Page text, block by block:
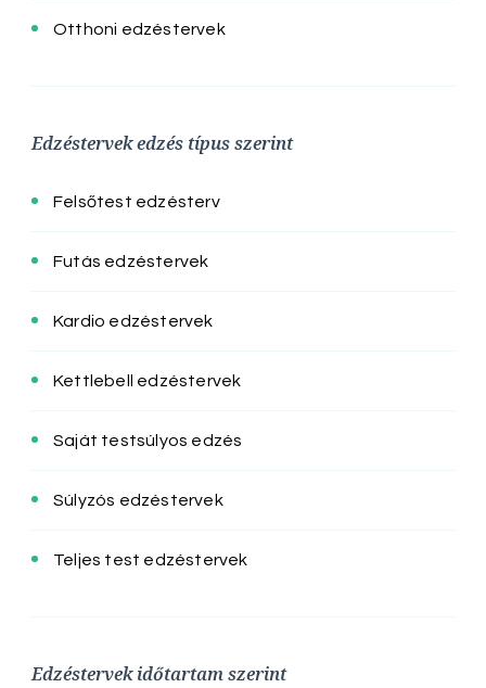
Otthoni edzéstervek
Edzéstervek edzés típus szerint
Felsőtest edzésterv
Futás edzéstervek
Kardio edzéstervek
Kettlebell edzéstervek
Saját testsúlyos edzés
Súlyzós edzéstervek
Teljes test edzéstervek
Edzéstervek időtartam szerint